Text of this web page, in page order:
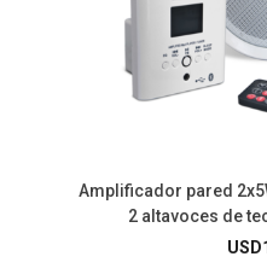
Amplificador pared
2 altavoces de
USD